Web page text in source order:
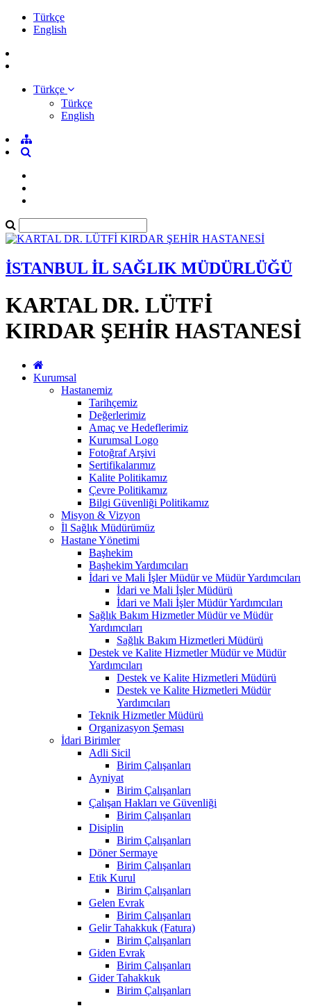
Türkçe
English
Türkçe
Türkçe
English
İSTANBUL İL SAĞLIK MÜDÜRLÜĞÜ
KARTAL DR. LÜTFİ
KIRDAR ŞEHİR HASTANESİ
Kurumsal
Hastanemiz
Tarihçemiz
Değerlerimiz
Amaç ve Hedeflerimiz
Kurumsal Logo
Fotoğraf Arşivi
Sertifikalarımız
Kalite Politikamız
Çevre Politikamız
Bilgi Güvenliği Politikamız
Misyon & Vizyon
İl Sağlık Müdürümüz
Hastane Yönetimi
Başhekim
Başhekim Yardımcıları
İdari ve Mali İşler Müdür ve Müdür Yardımcıları
İdari ve Mali İşler Müdürü
İdari ve Mali İşler Müdür Yardımcıları
Sağlık Bakım Hizmetler Müdür ve Müdür
Yardımcıları
Sağlık Bakım Hizmetleri Müdürü
Destek ve Kalite Hizmetler Müdür ve Müdür
Yardımcıları
Destek ve Kalite Hizmetleri Müdürü
Destek ve Kalite Hizmetleri Müdür
Yardımcıları
Teknik Hizmetler Müdürü
Organizasyon Şeması
İdari Birimler
Adli Sicil
Birim Çalışanları
Ayniyat
Birim Çalışanları
Çalışan Hakları ve Güvenliği
Birim Çalışanları
Disiplin
Birim Çalışanları
Döner Sermaye
Birim Çalışanları
Etik Kurul
Birim Çalışanları
Gelen Evrak
Birim Çalışanları
Gelir Tahakkuk (Fatura)
Birim Çalışanları
Giden Evrak
Birim Çalışanları
Gider Tahakkuk
Birim Çalışanları